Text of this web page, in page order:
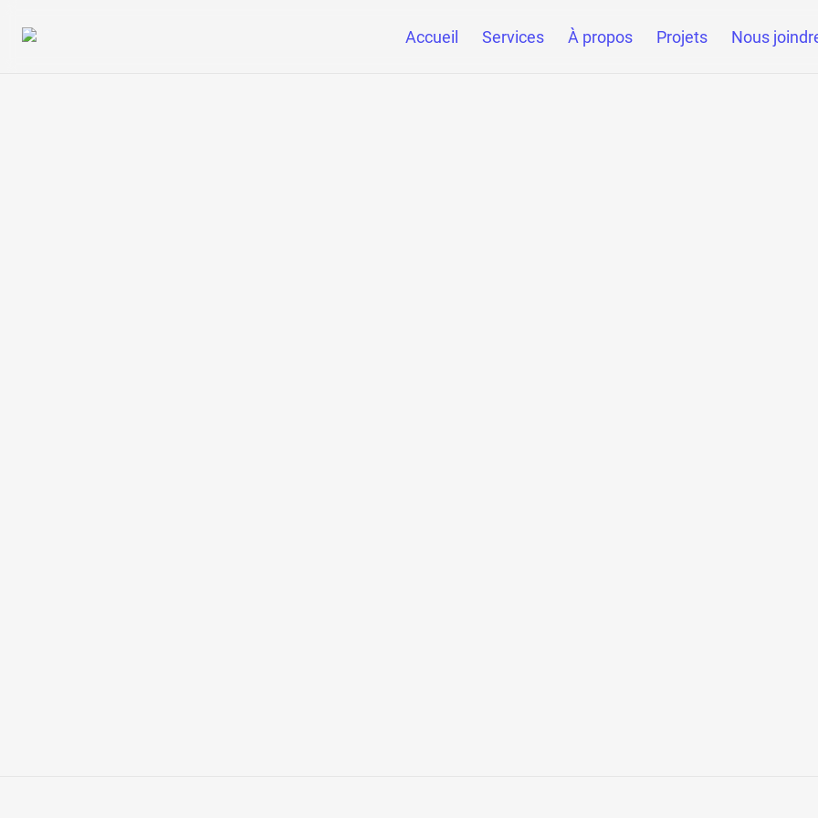
Accueil Services À propos Projets Nous